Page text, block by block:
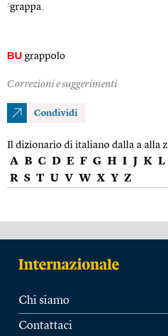
2grappa.
BU grappolo
Correzioni e suggerimenti
Condividi
Il dizionario di italiano dalla a alla z
A B C D E F G H I J K L
R S T U V W X Y Z
Chi siamo
Contattaci